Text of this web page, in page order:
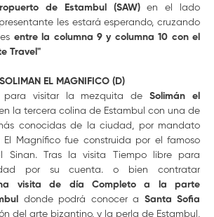
de Estambul (SAW)en el lado
les estará esperando, cruzando
entre la columna 9 y columna 10 con el
Travel"
EL MAGNIFICO (D)
para visitar la mezquita deSolimán el
la tercera colina de Estambul con una de
conocidas de la ciudad, por mandato
El Magnífico fue construida por el famoso
Sinan. Tras la visita Tiempo libre para
por su cuenta. o bien contratar
visita de día Completo a la parte
donde podrá conocer a Santa Sofia
del arte bizantino, y la perla de Estambul,